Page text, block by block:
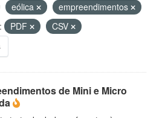
eólica
empreendimentos
PDF
CSV
de Mini e Micro